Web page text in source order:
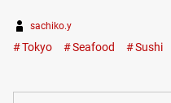
sachiko.y
Tokyo Seafood Sushi